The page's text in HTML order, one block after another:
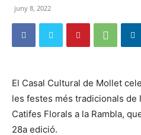
juny 8, 2022
El Casal Cultural de Mollet
les festes més tradicionals de
Catifes Florals a la Rambla,
28a edició.